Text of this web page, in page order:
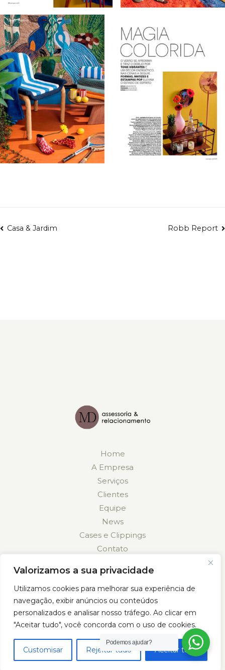
Valorizamos a sua privacidade
Utilizamos cookies para melhorar sua experiência de
navegação, exibir anúncios ou conteúdos
personalizados e analisar nosso tráfego. Ao clicar em
"Aceitar tudo", você concorda com o uso de cookies.
Customisar Rejeitar tudo Aceitar tudo
Navegação
Casa & Jardim Robb Report
Home
A Empresa
Serviços
Clientes
Equipe
News
Cases e Clippings
Contato
Política de Privacidade
Podemos ajudar?